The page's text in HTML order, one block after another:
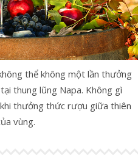
thể không một lần thưởng
thung lũng Napa. Không gì
thưởng thức rượu giữa thiên
vùng.